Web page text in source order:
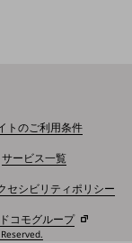
トのご利用条件
サービス一覧
セシビリティポリシー
コモグループ